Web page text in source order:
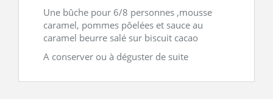
Une bûche pour 6/8 personnes ,mousse
caramel, pommes pôelées et sauce au
caramel beurre salé sur biscuit cacao
A conserver ou à déguster de suite